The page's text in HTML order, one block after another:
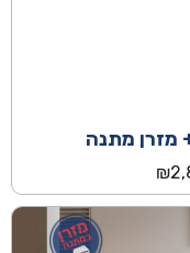
מזרן מתנה
₪
הנוכחי
הוא:
₪2,890.00.